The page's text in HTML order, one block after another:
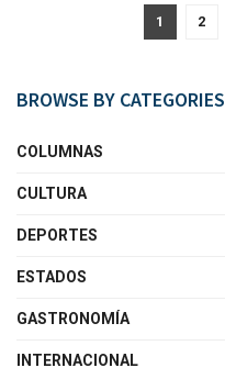
1 2
BROWSE BY CATEGORIES
COLUMNAS
CULTURA
DEPORTES
ESTADOS
GASTRONOMÍA
INTERNACIONAL